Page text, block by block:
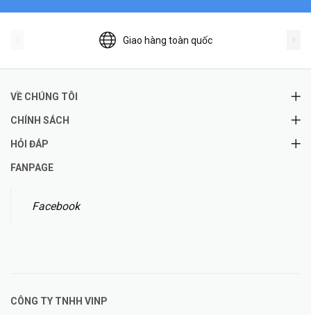
Giao hàng toàn quốc
VỀ CHÚNG TÔI
CHÍNH SÁCH
HỎI ĐÁP
FANPAGE
Facebook
CÔNG TY TNHH VINP